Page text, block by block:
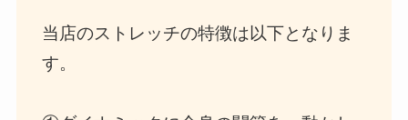
当店のストレッチの特徴は以下となりま
す。